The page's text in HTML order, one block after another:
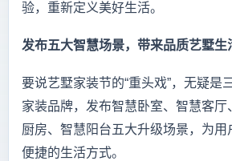
验，重新定义美好生活。
发布五大智慧场景，带来品质艺墅生
要说艺墅家装节的“重头戏”，无疑是
家装品牌，发布智慧卧室、智慧客厅
厨房、智慧阳台五大升级场景，为用
便捷的生活方式。